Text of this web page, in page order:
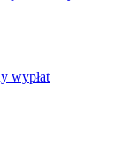
wypłat